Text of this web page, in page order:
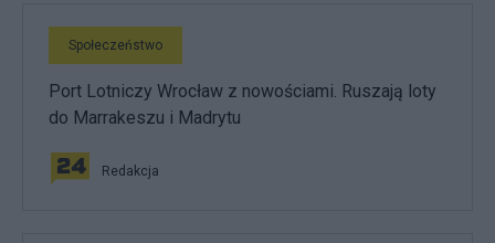
Społeczeństwo
Port Lotniczy Wrocław z nowościami. Ruszają loty
do Marrakeszu i Madrytu
Redakcja